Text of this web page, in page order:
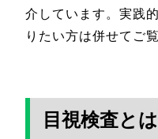
介しています。実践
りたい方は併せてご
目視検査と